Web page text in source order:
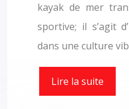
kayak de mer
sportive; il s’agit
dans une culture
Lire la suite